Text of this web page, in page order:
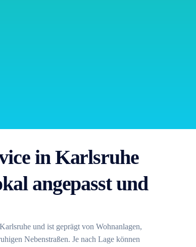
in Karlsruhe
angepasst und
und ist geprägt von Wohnanlagen,
Nebenstraßen. Je nach Lage können